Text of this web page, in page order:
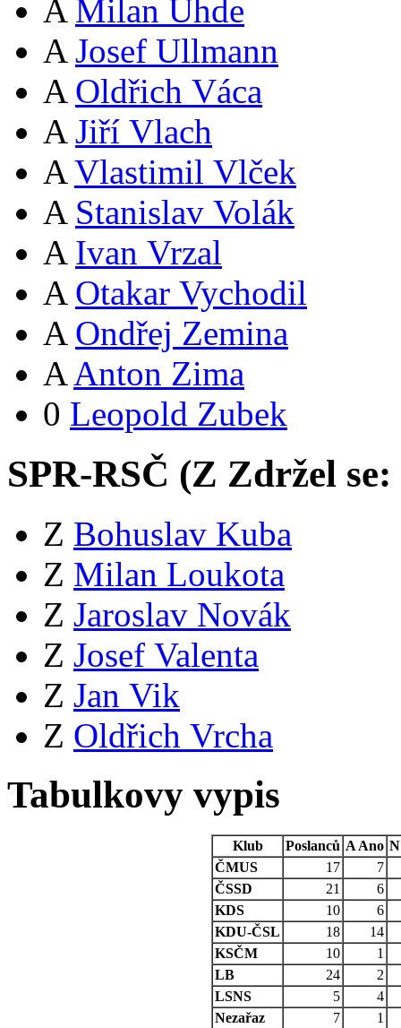
A Milan Uhde
A Josef Ullmann
A Oldřich Váca
A Jiří Vlach
A Vlastimil Vlček
A Stanislav Volák
A Ivan Vrzal
A Otakar Vychodil
A Ondřej Zemina
A Anton Zima
0 Leopold Zubek
SPR-RSČ (Z Zdržel se:
Z Bohuslav Kuba
Z Milan Loukota
Z Jaroslav Novák
Z Josef Valenta
Z Jan Vik
Z Oldřich Vrcha
Tabulkovy vypis
Klub Poslanců A Ano N
ČMUS
17
7
ČSSD
21
6
KDS
10
6
KDU-ČSL
18
14
KSČM
10
1
LB
24
2
LSNS
5
4
Nezařaz
7
1